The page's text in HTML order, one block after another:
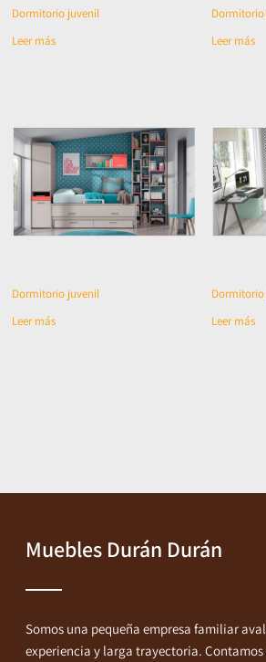
Dormitorio juvenil
Leer más
Leer más
Dormitorio juvenil
Leer más
Leer más
Muebles Durán Durán
Somos una pequeña empresa familiar
experiencia y larga trayectoria. Contamos